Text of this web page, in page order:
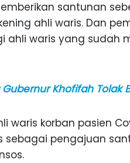
santunan
ahli waris. Dan
ahli waris yang sudah
Khofifah Tolak
waris korban pasien
sebagai pengajuan